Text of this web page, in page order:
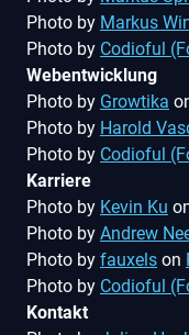
Photo by Markus
Photo by Codioful
Webentwicklung
Photo by Growtika
Photo by Harold
Photo by Codioful
Karriere
Photo by Kevin Ku
Photo by Andrew
Photo by fauxels on
Photo by Codioful
Kontakt